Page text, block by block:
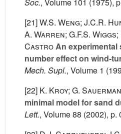
[21]W.S. Weng; J.C.R.
A. Warren; G.F.S.
CastroAn experimental
number effect on wind-
Mech. Supl., Volume 1
[22] K. Kroy; G.
minimal model for sand
Lett., Volume 88 (2002), p.